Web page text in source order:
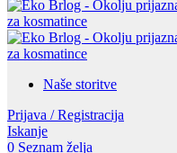
Naše storitve
Prijava / Registracija
Iskanje
0 Seznam želja